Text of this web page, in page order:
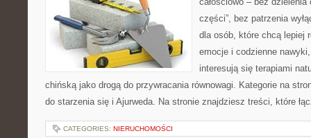
części”, bez patrzenia
dla osób, które chcą lepiej
emocje i codzienne
interesują się terapiami
chińską jako drogą do przywracania równowagi. Kategorie na
do starzenia się i Ajurweda. Na stronie znajdziesz treści, które
CATEGORIES: NIERUCHOMOŚCI